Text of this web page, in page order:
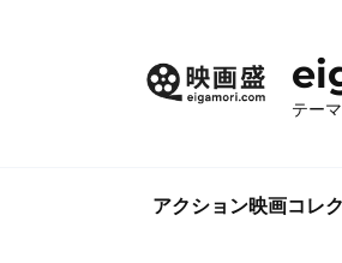
テー
アクション映画コレ